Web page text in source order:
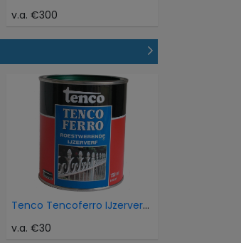
v.a. €300
Tenco Tencoferro IJzerverf Aluminium
v.a. €30